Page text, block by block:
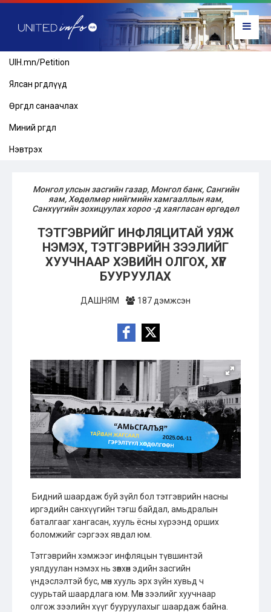
UIH.mn/Petition
Ялсан өргөдлүүд
Өргөдөл санаачлах
Миний өргөдөл
Нэвтрэх
Монгол улсын засгийн газар, Монгол банк, Сангийн
яам, Хөдөлмөр нийгмийн хамгааллын яам,
Санхүүгийн зохицуулах хороо -д хаягласан өргөдөл
ТЭТГЭВРИЙГ ИНФЛЯЦИТАЙ УЯЖ
НЭМЭХ, ТЭТГЭВРИЙН ЗЭЭЛИЙГ
ХУУЧНААР ХЭВИЙН ОЛГОХ, ХҮҮГ
БУУРУУЛАХ
ДАШНЯМ 187 дэмжсэн
Бидний шаардаж буй зүйл бол тэтгэврийн насны
иргэдийн санхүүгийн тэгш байдал, амьдралын
баталгааг хангасан, хууль ёсны хүрээнд орших
боломжийг сэргээх явдал юм.
Тэтгэврийн хэмжээг инфляцын түвшинтэй
уялдуулан нэмэх нь зөвхөн эдийн засгийн
үндэслэлтэй бус, мөн хууль эрх зүйн хувьд ч
суурьтай шаардлага юм. Мөн зээлийг хуучнаар
олгож зээлийн хүүг бууруулахыг шаардаж байна.